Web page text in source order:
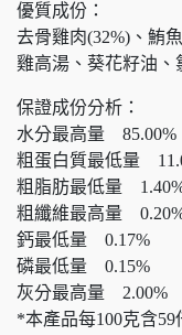
優質成份：
去骨雞肉(32%)、鮪
雞高湯、葵花籽油、
保證成份分析：
水分最高量 85.00%
粗蛋白質最低量
粗脂肪最低量
粗纖維最高量
鈣最低量 0.17%
磷最低量 0.15%
灰分最高量 2.00%
*本產品每100克含59